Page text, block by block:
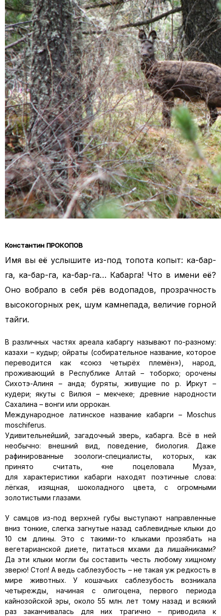
Константин ПРОКОПОВ
Имя вы её услышите из-под топота копыт: ка-бар-
га, ка-бар-га, ка-бар-га… Кабарга! Что в имени её?
Оно вобрало в себя рёв водопадов, прозрачность
высокогорных рек, шум камнепада, величие горной
тайги.
В различных частях ареала кабаргу называют по-разному:
казахи – кудыр; ойраты (собирательное название, которое
переводится как «союз четырёх племён»), народ,
проживающий в Республике Алтай – тоборко; орочены
Сихотэ-Алиня – анда; буряты, живущие по р. Иркут –
кудери; якуты с Вилюя – мекчеке; древние народности
Сахалина – вонги или оррокан.
Международное латинское название кабарги – Moschus
moschiferus.
Удивительнейший, загадочный зверь, кабарга. Всё в ней
необычно: внешний вид, поведение, биология. Даже
рафинированные зоологи-специалисты, которых, как
принято считать, «не поцеловала Муза»,
для характеристики кабарги находят поэтичные слова:
лёгкая, изящная, шоколадного цвета, с огромными
золотистыми глазами.
У самцов из-под верхней губы выступают направленные
вниз тонкие, слегка загнутые назад саблевидные клыки до
10 см длины. Это с такими-то клыками прозябать на
вегетарианской диете, питаться мхами да лишайниками?
Да эти клыки могли бы составить честь любому хищному
зверю! Стоп! А ведь саблезубость – не такая уж редкость в
мире животных. У кошачьих саблезубость возникала
четырежды, начиная с олигоцена, первого периода
кайнозойской эры, около 55 млн. лет тому назад и всякий
раз заканчивалась для них трагично – приводила к